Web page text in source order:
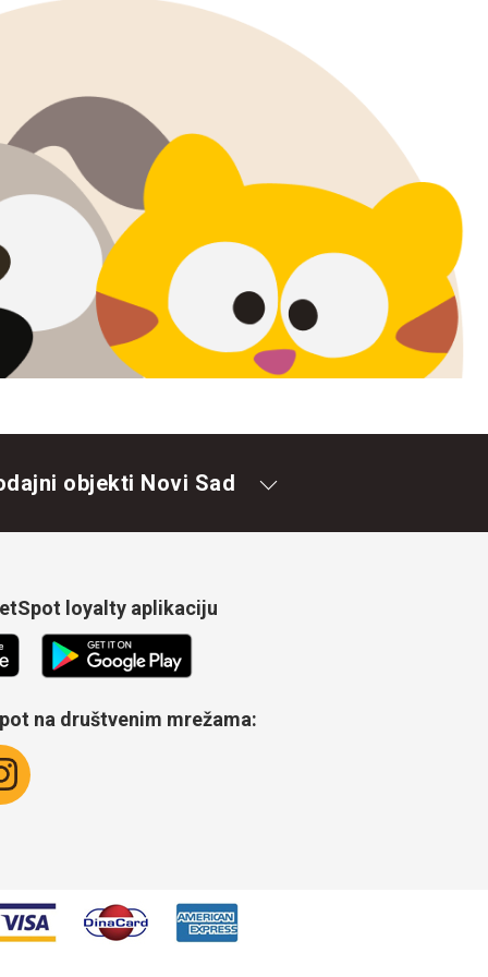
objekti Novi Sad
loyalty aplikaciju
na društvenim mrežama: